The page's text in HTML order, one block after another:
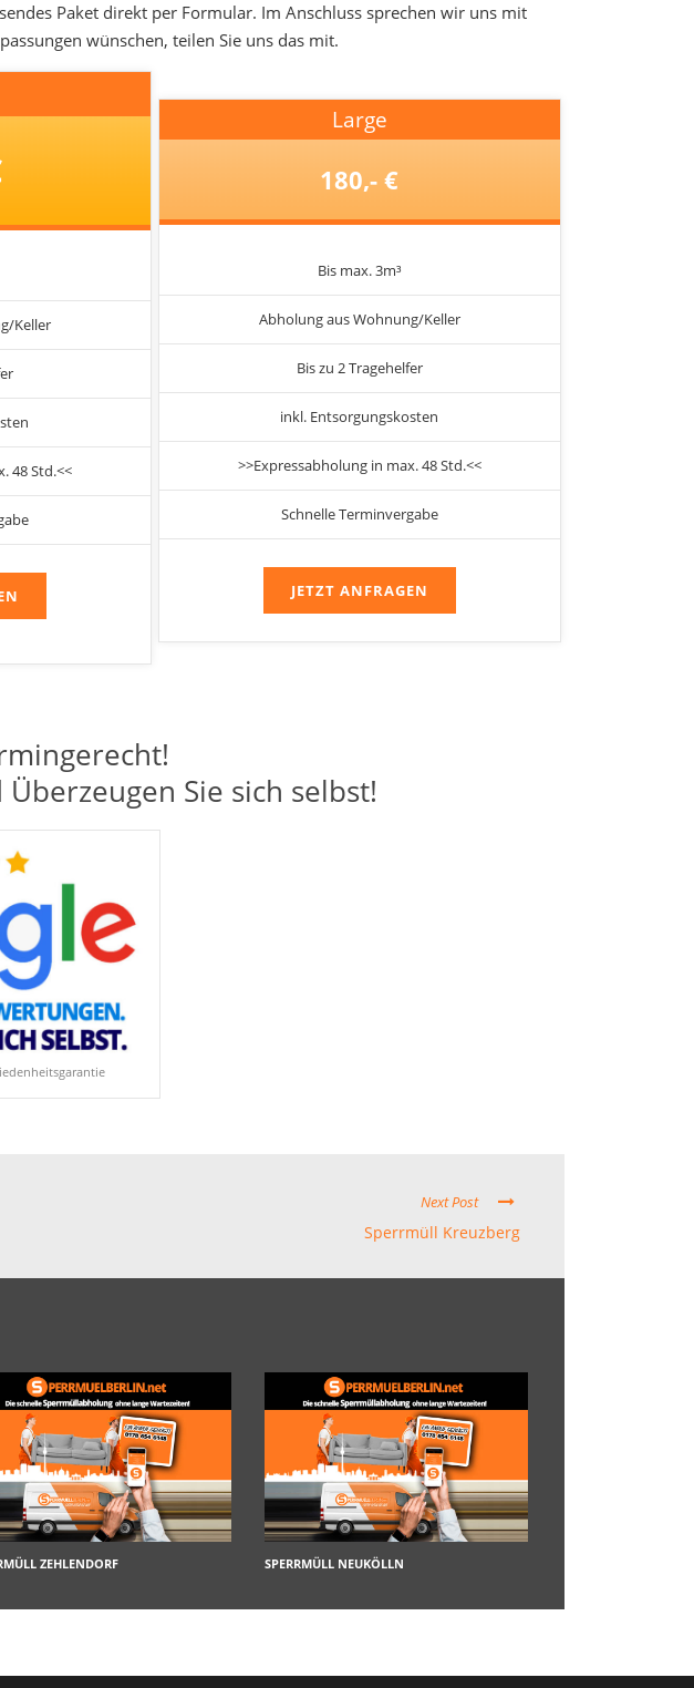
Paket direkt per Formular. Im Anschluss sprechen wir uns mit
wünschen, teilen Sie uns das mit.
Keller
48 Std.<<
Large
180,- €
Bis max. 3m³
Abholung aus Wohnung/Keller
Bis zu 2 Tragehelfer
inkl. Entsorgungskosten
>>Expressabholung in max. 48 Std.<<
Schnelle Terminvergabe
JETZT ANFRAGEN
Sie sich selbst!
Next Post
Sperrmüll Kreuzberg
ZEHLENDORF SPERRMÜLL NEUKÖLLN